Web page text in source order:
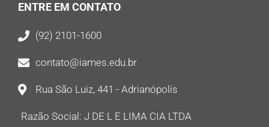
ENTRE EM CONTATO
(92) 2101-1600
contato@iames.edu.br
Rua São Luiz, 441 - Adrianópolis
Razão Social: J DE L E LIMA CIA LTDA